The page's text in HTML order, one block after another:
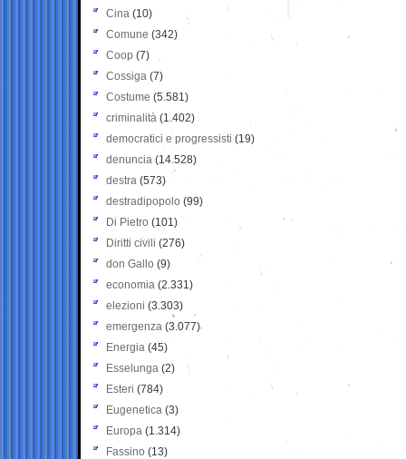
Cina (10)
Comune (342)
Coop (7)
Cossiga (7)
Costume (5.581)
criminalità (1.402)
democratici e progressisti (19)
denuncia (14.528)
destra (573)
destradipopolo (99)
Di Pietro (101)
Diritti civili (276)
don Gallo (9)
economia (2.331)
elezioni (3.303)
emergenza (3.077)
Energia (45)
Esselunga (2)
Esteri (784)
Eugenetica (3)
Europa (1.314)
Fassino (13)